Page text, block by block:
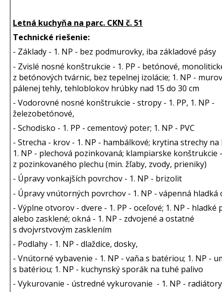
Letná kuchyňa na parc. CKN č. 51
Technické riešenie:
- Základy - 1. NP - bez podmurovky, iba základové pásy
- Zvislé nosné konštrukcie - 1. PP - betónové,
z betónových tvárnic, bez tepelnej izolácie; 1. NP -
pálenej tehly, tehloblokov hrúbky nad 15 do 30 cm
- Vodorovné nosné konštrukcie - stropy - 1. PP, 1. NP -
železobetónové,
- Schodisko - 1. PP - cementový poter; 1. NP - PVC
- Strecha - krov - 1. NP - hambálkové; krytina strechy
1. NP - plechová pozinkovaná; klampiarske konštrukcie
z pozinkovaného plechu (min. žľaby, zvody, prieniky)
- Úpravy vonkajších povrchov - 1. NP - brizolit
- Úpravy vnútorných povrchov - 1. NP - vápenná hladká
- Výplne otvorov - dvere - 1. PP - oceľové; 1. NP - hladké
alebo zasklené; okná - 1. NP - zdvojené a ostatné
s dvojvrstvovým zasklením
- Podlahy - 1. NP - dlaždice, dosky,
- Vnútorné vybavenie - 1. NP - vaňa s batériou; 1. NP -
s batériou; 1. NP - kuchynský sporák na tuhé palivo
- Vykurovanie - ústredné vykurovanie - 1. NP - radiátory